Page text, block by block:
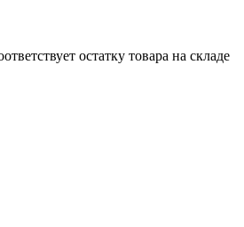
остатку товара на складе